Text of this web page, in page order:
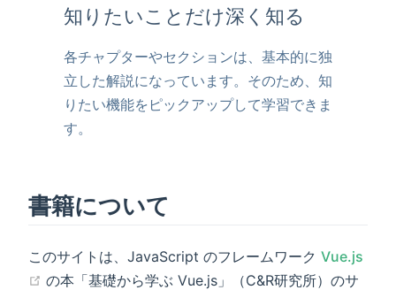
知りたいことだけ深く知る
各チャプターやセクションは、基本的に独
立した解説になっています。そのため、知
りたい機能をピックアップして学習できま
す。
書籍について
このサイトは、JavaScript のフレームワーク Vue.js
の本「基礎から学ぶ Vue.js」（C&R研究所）のサ